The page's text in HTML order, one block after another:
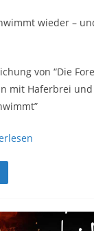
wieder –
von “Die
mit Haferbrei